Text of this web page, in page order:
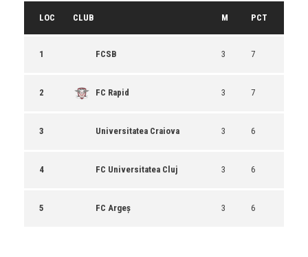
LOC CLUB M PCT
1 FCSB 3 7
2 FC Rapid 3 7
3 Universitatea Craiova 3 6
4 FC Universitatea Cluj 3 6
5 FC Argeș 3 6